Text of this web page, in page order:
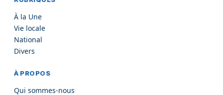
À la Une
Vie locale
National
Divers
À PROPOS
Qui sommes-nous